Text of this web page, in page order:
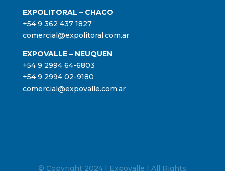
EXPOLITORAL – CHACO
+54 9 362 437 1827
comercial@expolitoral.com.ar
EXPOVALLE – NEUQUEN
+54 9 2994 64-6803
+54 9 2994 02-9180
comercial@expovalle.com.ar
© Copyright 2024 | Expovalle | All Rights